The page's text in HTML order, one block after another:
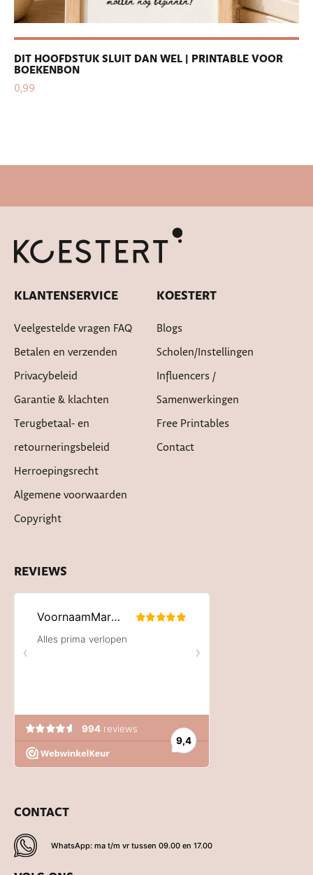
DIT HOOFDSTUK SLUIT DAN WEL | PRINTABLE VOOR
BOEKENBON
0,99
KLANTENSERVICE
Veelgestelde vragen FAQ
Betalen en verzenden
Privacybeleid
Garantie & klachten
Terugbetaal- en
retourneringsbeleid
Herroepingsrecht
Algemene voorwaarden
Copyright
KOESTERT
Blogs
Scholen/instellingen
Influencers /
Samenwerkingen
Free Printables
Contact
REVIEWS
CONTACT
WhatsApp: ma t/m vr tussen 09.00 en 17.00